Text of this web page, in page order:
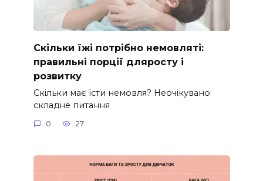
Скільки їжі потрібно немовляті:
правильні порції дляросту і
розвитку
Скільки має їсти немовля? Неочікувано
складне питання
0 27